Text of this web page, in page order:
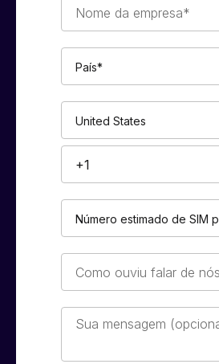
empresa*
Number*
estimado
de
SIM
para
os
próximos
ouviu
falar
de
nós?
mensagem